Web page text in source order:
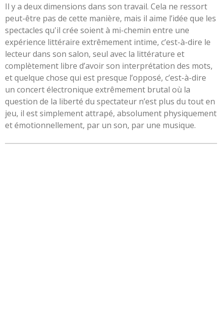
Il y a deux dimensions dans son travail. Cela ne ressort
peut-être pas de cette manière, mais il aime l’idée que les
spectacles qu'il crée soient à mi-chemin entre une
expérience littéraire extrêmement intime, c’est-à-dire le
lecteur dans son salon, seul avec la littérature et
complètement libre d’avoir son interprétation des mots,
et quelque chose qui est presque l’opposé, c’est-à-dire
un concert électronique extrêmement brutal où la
question de la liberté du spectateur n’est plus du tout en
jeu, il est simplement attrapé, absolument physiquement
et émotionnellement, par un son, par une musique.